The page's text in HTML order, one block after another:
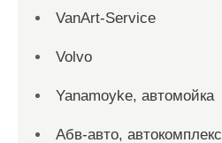
VanArt-Service
Volvo
Yanamoyke, автомойка
Абв-авто, автокомплекс